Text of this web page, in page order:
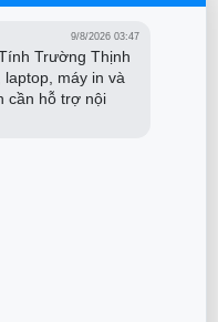
đỏ đầy đủ
9/8/2026 03:47
Trường Thịnh
máy in và
cần hỗ trợ nội